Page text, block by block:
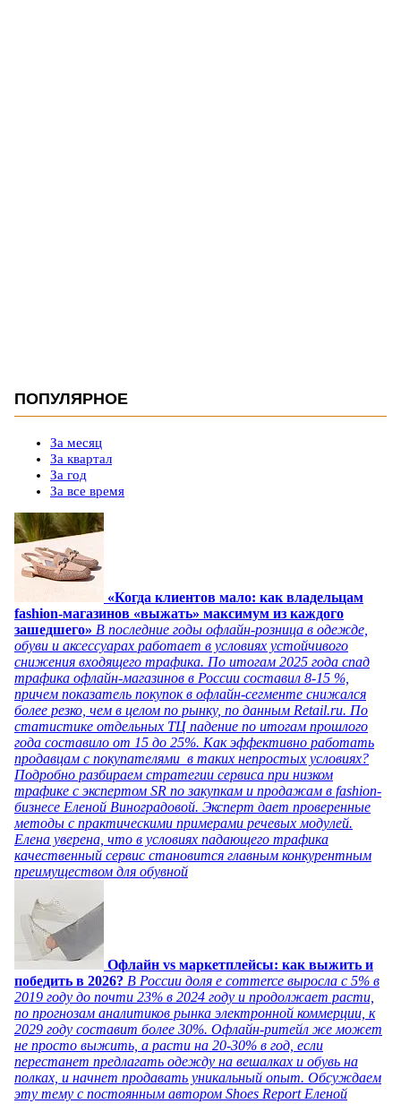
ПОПУЛЯРНОЕ
За месяц
За квартал
За год
За все время
«Когда клиентов мало: как владельцам
fashion-магазинов «выжать» максимум из каждого
зашедшего» В последние годы офлайн-розница в одежде,
обуви и аксессуарах работает в условиях устойчивого
снижения входящего трафика. По итогам 2025 года спад
трафика офлайн-магазинов в России составил 8-15 %,
причем показатель покупок в офлайн-сегменте снижался
более резко, чем в целом по рынку, по данным Retail.ru. По
статистике отдельных ТЦ падение по итогам прошлого
года составило от 15 до 25%. Как эффективно работать
продавцам с покупателями в таких непростых условиях?
Подробно разбираем стратегии сервиса при низком
трафике с экспертом SR по закупкам и продажам в fashion-
бизнесе Еленой Виноградовой. Эксперт дает проверенные
методы с практическими примерами речевых модулей.
Елена уверена, что в условиях падающего трафика
качественный сервис становится главным конкурентным
преимуществом для обувной
Офлайн vs маркетплейсы: как выжить и
победить в 2026? В России доля e commerce выросла с 5% в
2019 году до почти 23% в 2024 году и продолжает расти,
по прогнозам аналитиков рынка электронной коммерции, к
2029 году составит более 30%. Офлайн-ритейл же может
не просто выжить, а расти на 20-30% в год, если
перестанет предлагать одежду на вешалках и обувь на
полках, и начнет продавать уникальный опыт. Обсуждаем
эту тему с постоянным автором Shoes Report Еленой